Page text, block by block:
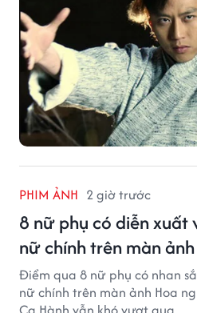
PHIM ẢNH 2 giờ trước
8 nữ phụ có diễn xuất
nữ chính trên màn
Điểm qua 8 nữ phụ có nhan
nữ chính trên màn ảnh Hoa